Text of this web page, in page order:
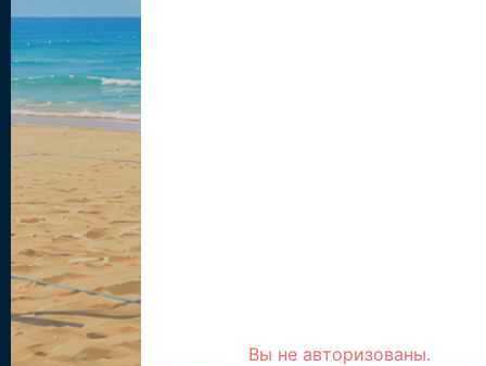
Вы не авторизованы.